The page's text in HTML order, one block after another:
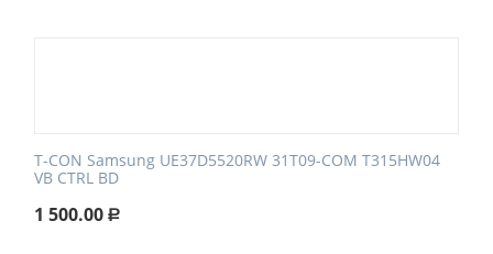
T-CON Samsung UE37D5520RW 31T09-COM T315HW04
VB CTRL BD
1 500.00 Р